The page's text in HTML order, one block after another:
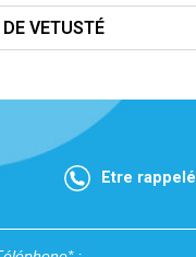
VETUSTÉ
Etre rappelé